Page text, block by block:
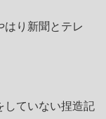
はり新聞とテレ
していない捏造記